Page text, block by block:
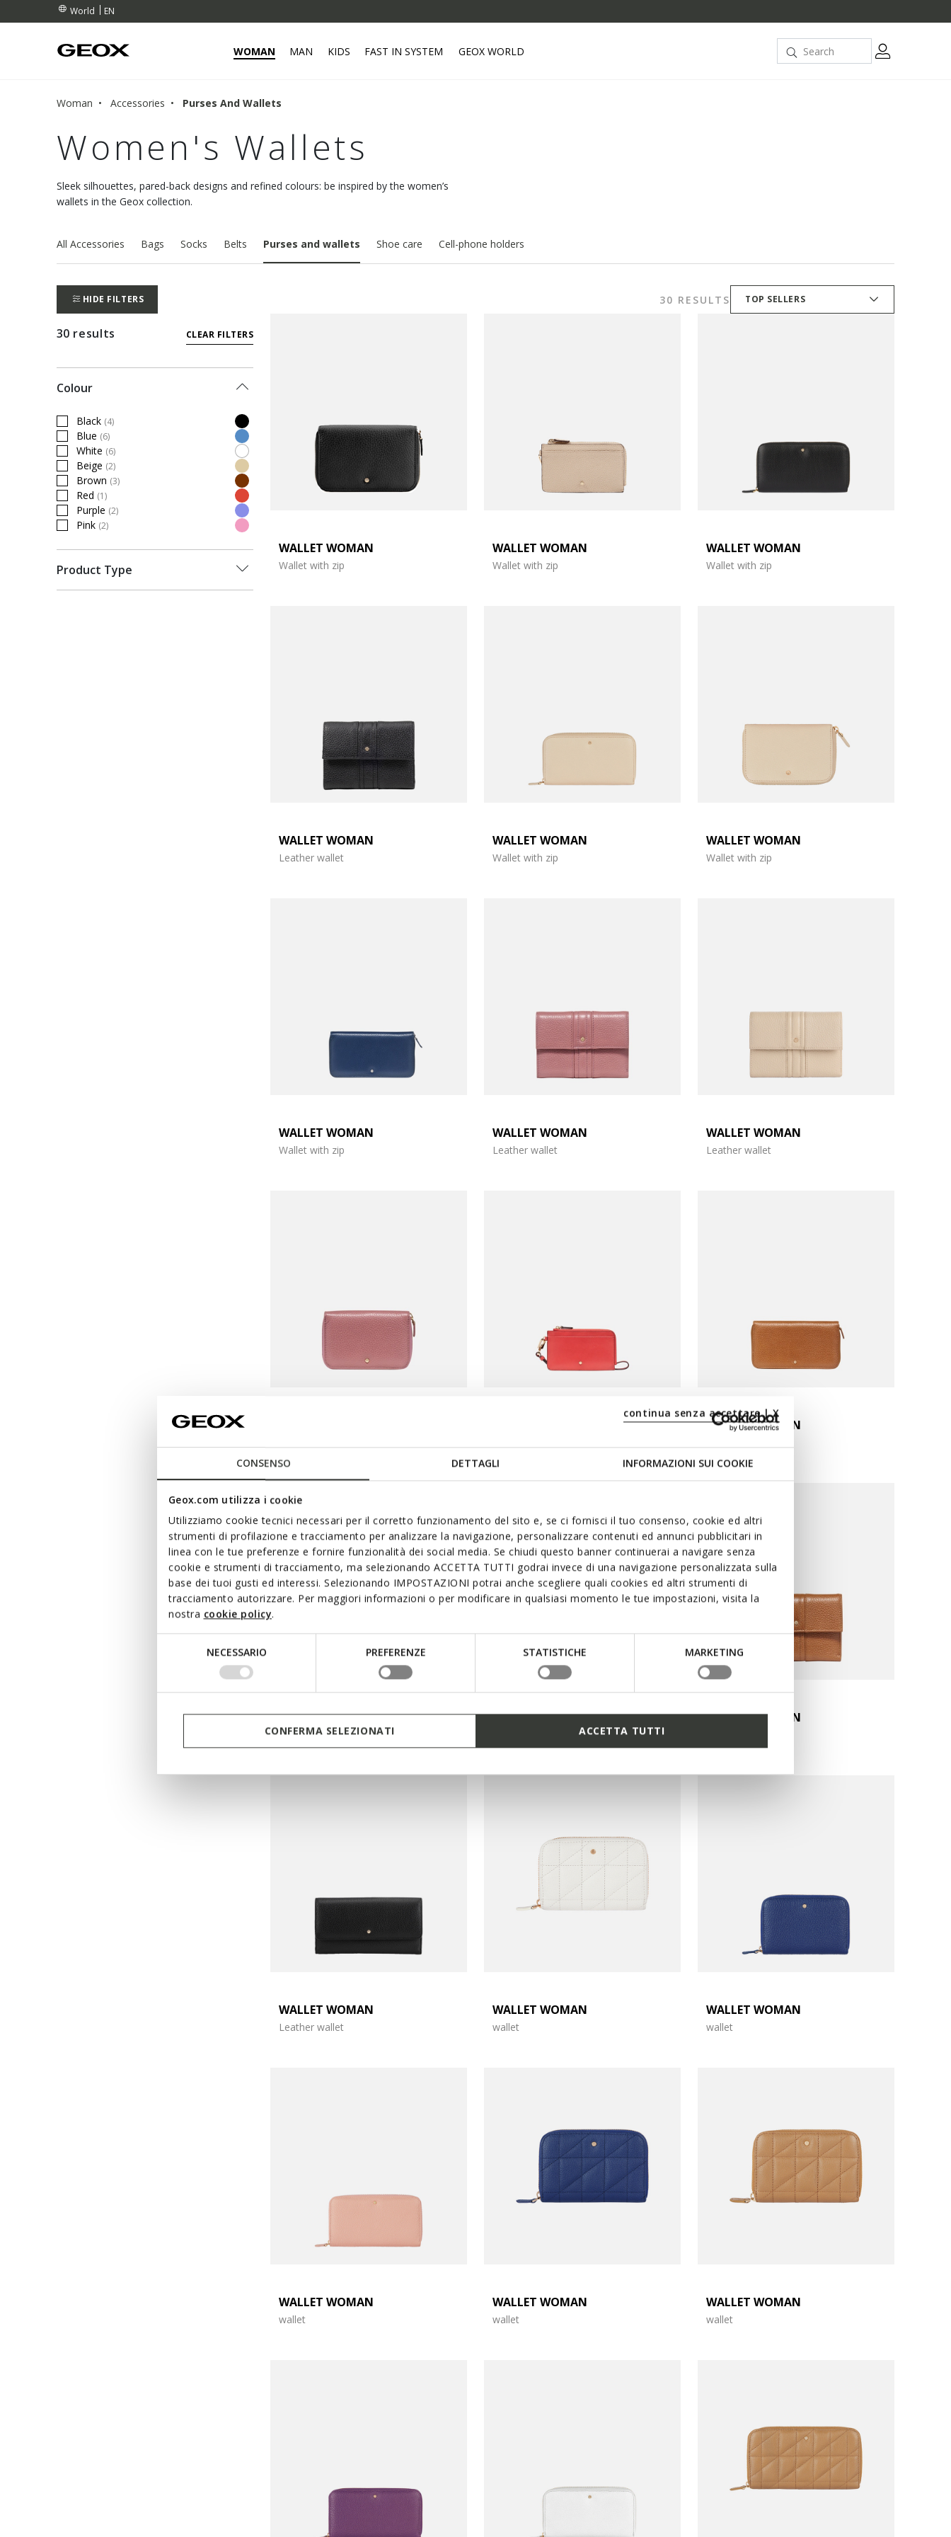
CONSENSO DETTAGLI INFORMAZIONI SUI COOKIE
Geox.com utilizza i cookie
Utilizziamo cookie tecnici necessari per il corretto funzionamento del sito e, se ci fornisci il tuo consenso, cookie ed altri
strumenti di profilazione e tracciamento per analizzare la navigazione, personalizzare contenuti ed annunci pubblicitari in
linea con le tue preferenze e fornire funzionalità dei social media. Se chiudi questo banner continuerai a navigare senza
cookie e strumenti di tracciamento, ma selezionando ACCETTA TUTTI godrai invece di una navigazione personalizzata sulla
base dei tuoi gusti ed interessi. Selezionando IMPOSTAZIONI potrai anche scegliere quali cookies ed altri strumenti di
tracciamento autorizzare. Per maggiori informazioni o per modificare in qualsiasi momento le tue impostazioni, visita la
nostra cookie policy.
NECESSARIO PREFERENZE STATISTICHE MARKETING
continua senza accettare | X
CONFERMA SELEZIONATI ACCETTA TUTTI
World EN
WOMAN MAN KIDS FAST IN SYSTEM GEOX WORLD
Woman Accessories Purses And Wallets
Women's Wallets
Sleek silhouettes, pared-back designs and refined colours: be inspired by the women’s
wallets in the Geox collection.
All Accessories Bags Socks Belts Purses and wallets Shoe care Cell-phone holders
HIDE FILTERS 30 RESULTS TOP SELLERS
30 results CLEAR FILTERS
Colour
Black (4)
Refine by Colour: Black
Blue (6)
Refine by Colour: Blue
White (6)
Refine by Colour: White
Beige (2)
Refine by Colour: Beige
Brown (3)
Refine by Colour: Brown
Red (1)
Refine by Colour: Red
Purple (2)
Refine by Colour: Purple
Pink (2)
Refine by Colour: Pink
Product Type
WALLET WOMAN
Wallet with zip
WALLET WOMAN
Wallet with zip
WALLET WOMAN
Wallet with zip
WALLET WOMAN
Leather wallet
WALLET WOMAN
Wallet with zip
WALLET WOMAN
Wallet with zip
WALLET WOMAN
Wallet with zip
WALLET WOMAN
Leather wallet
WALLET WOMAN
Leather wallet
WALLET WOMAN
WALLET WOMAN
Wallet with zip
WALLET WOMAN WALLET WOMAN
WALLET WOMAN
Leather wallet
WALLET WOMAN
wallet
WALLET WOMAN
wallet
WALLET WOMAN
wallet
WALLET WOMAN
wallet
WALLET WOMAN
wallet